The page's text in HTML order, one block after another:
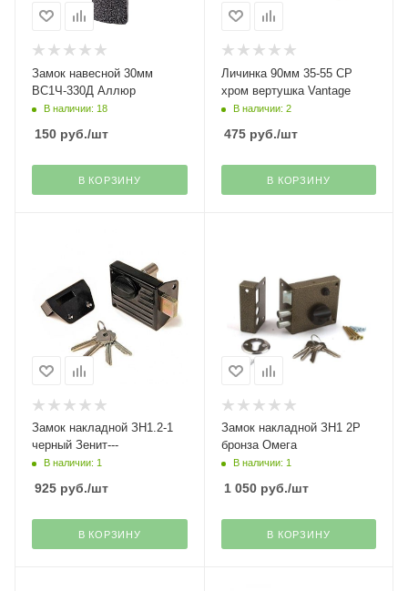
Замок навесной 30мм
ВС1Ч-330Д Аллюр
В наличии: 18
150 руб./шт
В КОРЗИНУ
Личинка 90мм 35-55 СР
хром вертушка Vantage
В наличии: 2
475руб./шт
В КОРЗИНУ
Замок накладной ЗН1.2-1
черный Зенит---
В наличии: 1
925 руб./шт
В КОРЗИНУ
Замок накладной ЗН1 2Р
бронза Омега
В наличии: 1
1 050руб./шт
В КОРЗИНУ